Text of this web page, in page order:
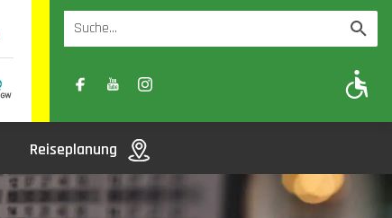
A- A A+
Reiseplanung